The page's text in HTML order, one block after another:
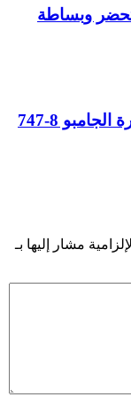
وبساطة
‏‏‏‏‏‏‏‏‏‏‏‏‏‏‏‏كابتن طيار/ محمد آل شيبان. قائد لطائرة الجامبو 8-747
مشار إليها بـ